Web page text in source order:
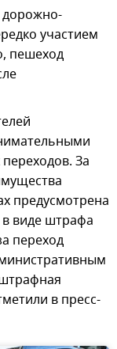
дорожно-
участием
пешеход
За
предусмотрена
в виде штрафа
переход
в пресс-